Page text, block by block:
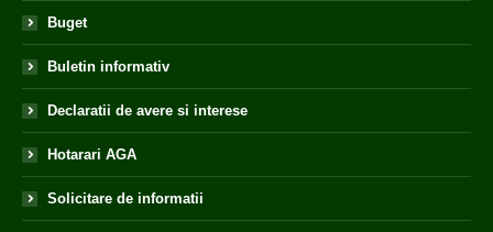
Buget
Buletin informativ
Declaratii de avere si interese
Hotarari AGA
Solicitare de informatii